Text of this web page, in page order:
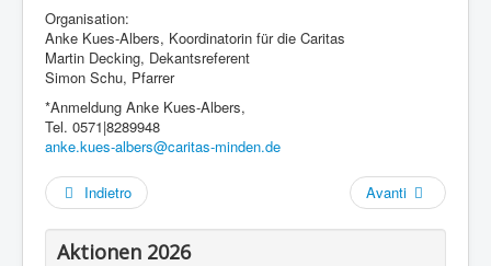
Organisation:
Anke Kues-Albers, Koordinatorin für die Caritas
Martin Decking, Dekantsreferent
Simon Schu, Pfarrer
*Anmeldung Anke Kues-Albers,
Tel. 0571|8289948
anke.kues-albers@caritas-minden.de
Indietro Avanti
Aktionen 2026